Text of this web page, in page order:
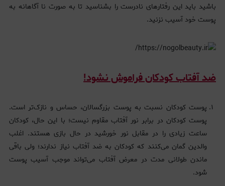
باشید باید این رفتارهای نادرست را بشناسید تا به صورت نا آگاهانه به
پوست خود آسیب نزنید.
ضد آفتاب کودکان فراموش نشود!
پوست کودکان نسبت به پوست بزرگسالان، حساس و نازک‌تر است.
پوست کودکان در برابر نور آفتاب مقاوم نیست؛ با این حال، کودکان
ساعت زیادی را در مقابل نور خورشید در حال بازی هستند. اغلب
والدین گمان می‌کنند که کودکان به ضد آفتاب نیاز ندارند؛ ولی باقی
ماندن طولانی مدت در معرض آفتاب می‌تواند موجب آسیب پوست
شود‌.